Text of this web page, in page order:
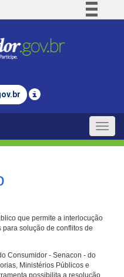
Comunica BR
Legislação
Toggle
que permite a interlocução
solução de conflitos de
Consumidor - Senacon - do
Ministérios Públicos e